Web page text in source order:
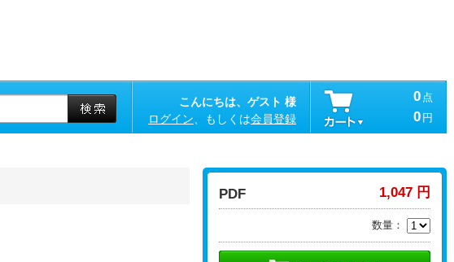
こんにちは、ゲスト 様
ログイン 、もしくは会員登録
0 点
0 円
PDF 1,047 円
数量：